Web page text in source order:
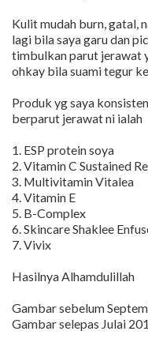
Kulit mudah burn, gatal,
lagi bila saya garu dan
timbulkan parut jerawat
ohkay bila suami tegur
Produk yg saya
berparut jerawat ni ialah
1. ESP protein soya
2. Vitamin C Sustained
3. Multivitamin Vitalea
4. Vitamin E
5. B-Complex
6. Skincare Shaklee
7. Vivix
Hasilnya Alhamdulillah
Gambar sebelum
Gambar selepas Julai